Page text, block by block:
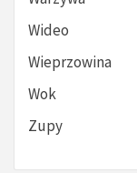
Wideo
Wieprzowina
Wok
Zupy